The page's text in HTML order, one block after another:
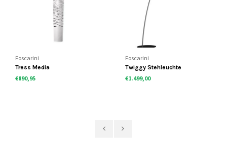
Foscarini
Tress Media
€890,95
Foscarini
Twiggy Stehleuchte
€1.499,00